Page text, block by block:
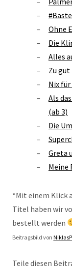
Ohne
Die
Alles
Zu gut
Nix für
Als
(ab 3)
Die
Greta
Meine
*Mit einem Klick
Titel haben wir
bestellt werden
Beitragsbild von
Teile diesen